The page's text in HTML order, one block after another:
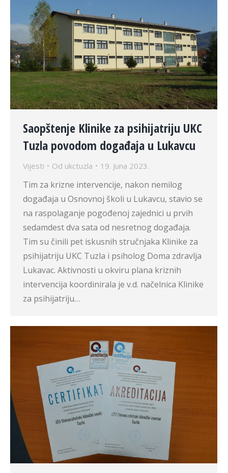
Saopštenje Klinike za psihijatriju UKC
Tuzla povodom događaja u Lukavcu
Vijesti Od ukctuzla 19. Juna 2023.
Tim za krizne intervencije, nakon nemilog
događaja u Osnovnoj školi u Lukavcu, stavio se
na raspolaganje pogođenoj zajednici u prvih
sedamdest dva sata od nesretnog događaja.
Tim su činili pet iskusnih stručnjaka Klinike za
psihijatriju UKC Tuzla i psiholog Doma zdravlja
Lukavac. Aktivnosti u okviru plana kriznih
intervencija koordinirala je v.d. načelnica Klinike
za psihijatriju…